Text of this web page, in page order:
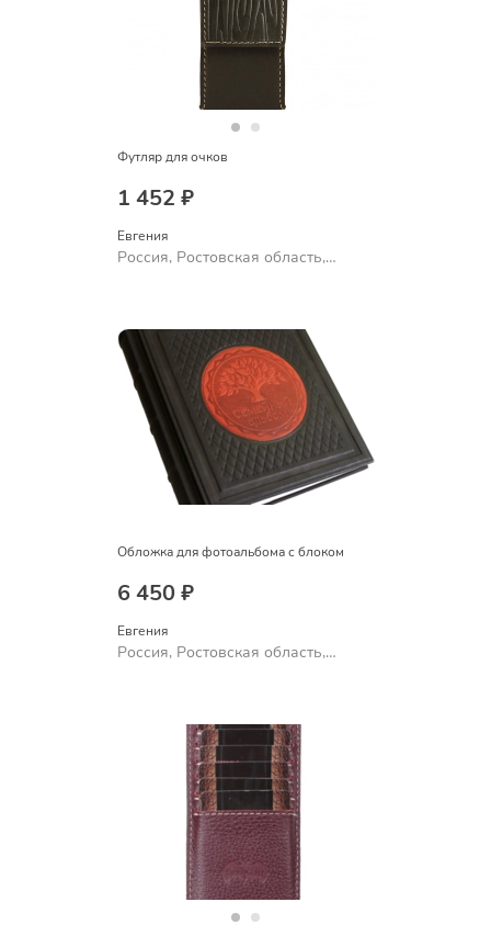
Футляр для очков
1 452 ₽
Евгения
Россия, Ростовская область,
Обложка для фотоальбома с блоком
6 450 ₽
Евгения
Россия, Ростовская область,